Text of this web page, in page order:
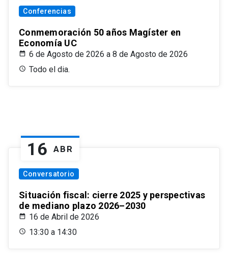
Conferencias
Conmemoración 50 años Magíster en
Economía UC
6 de Agosto de 2026 a 8 de Agosto de 2026
Todo el dia.
16 ABR
Conversatorio
Situación fiscal: cierre 2025 y perspectivas
de mediano plazo 2026–2030
16 de Abril de 2026
13:30 a 14:30